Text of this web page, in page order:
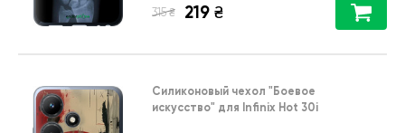
315 ₴ 219 ₴
Силиконовый чехол "Боевое
искусство" для Infinix Hot 30i